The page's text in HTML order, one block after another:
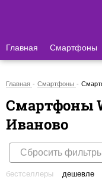
Главная Смартфоны
Главная Смартфоны
Смартфоны
Иваново
Сбросить
бестселлеры дешевле